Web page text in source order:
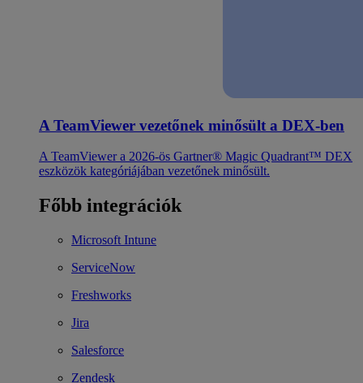
A TeamViewer vezetőnek minősült a DEX-ben
A TeamViewer a 2026-ös Gartner® Magic Quadrant™ DEX
eszközök kategóriájában vezetőnek minősült.
Főbb integrációk
Microsoft Intune
ServiceNow
Freshworks
Jira
Salesforce
Zendesk